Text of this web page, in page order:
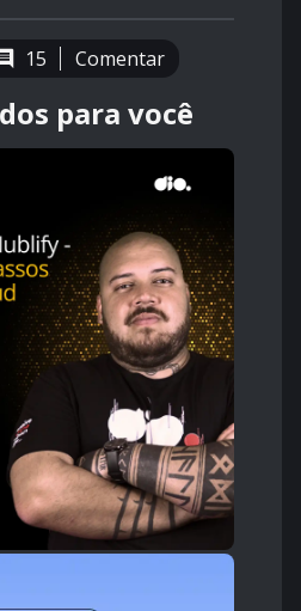
15 Comentar
para você